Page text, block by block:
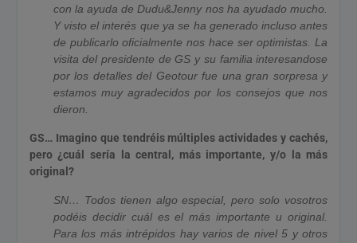
con la ayuda de Dudu&Jenny nos ha ayudado mucho.
Y visto el interés que ya se ha generado incluso antes
de publicarlo oficialmente nos hace ser optimistas. La
visita del presidente de GS y su familia interesandose
por los detalles del Geotour fue una gran sorpresa y
estamos muy agradecidos por los consejos que nos
dieron.
GS… Imagino que tendréis múltiples actividades y cachés,
pero ¿cuál sería la central, más importante, y/o la más
original?
SN… Todos tienen algo especial, pero solo vosotros
podéis decidir cuál es el más importante u original.
Para los más intrépidos hay varios de nivel 5 y otros